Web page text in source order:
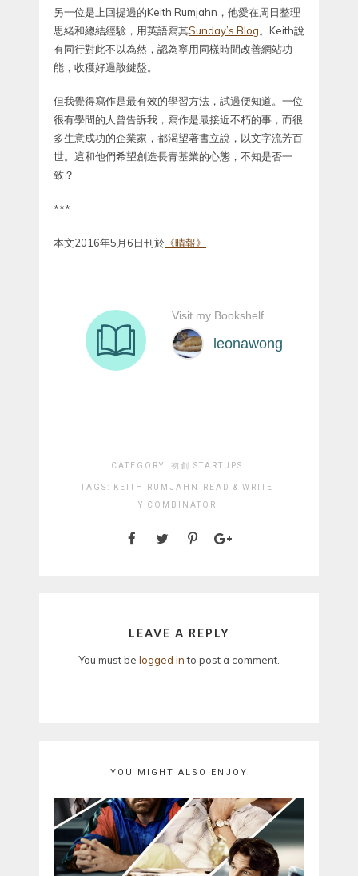
另一位是上回提過的Keith Rumjahn，他愛在周日整理
思緒和總結經驗，用英語寫其Sunday’s Blog。Keith說
有同行對此不以為然，認為寧用同樣時間改善網站功
能，收穫好過㪣鍵盤。
但我覺得寫作是最有效的學習方法，試過便知道。一位
很有學問的人曾告訴我，寫作是最接近不朽的事，而很
多生意成功的企業家，都渴望著書立說，以文字流芳百
世。這和他們希望創造長青基業的心態，不知是否一
致？
***
本文2016年5月6日刊於 《晴報》
CATEGORY: 初創 STARTUPS
TAGS: KEITH RUMJAHN
READ & WRITE
Y COMBINATOR
LEAVE A REPLY
You must be logged into post a comment.
YOU MIGHT ALSO ENJOY